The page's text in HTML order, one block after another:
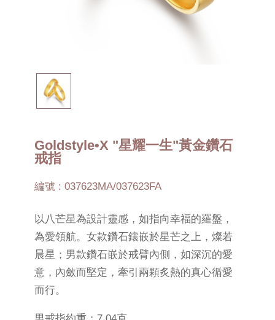
Goldstyle•X "星耀一生"黃金鑽石
戒指
編號 : 037623MA/037623FA
以八芒星為設計靈感，如指向幸福的羅盤，
為愛領航。女款鑽石鑲嵌於星芒之上，燦若
晨星；男款鑽石嵌於戒臂內側，如深沉的愛
意，內斂而堅定，牽引兩顆炙熱的真心循愛
而行。